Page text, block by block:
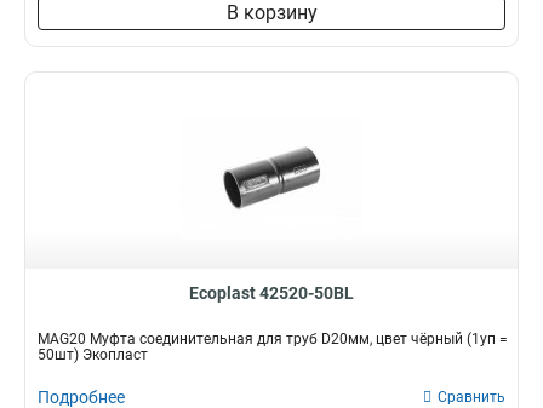
В корзину
Ecoplast 42520-50BL
MAG20 Муфта соединительная для труб D20мм, цвет чёрный (1уп =
50шт) Экопласт
Подробнее Сравнить